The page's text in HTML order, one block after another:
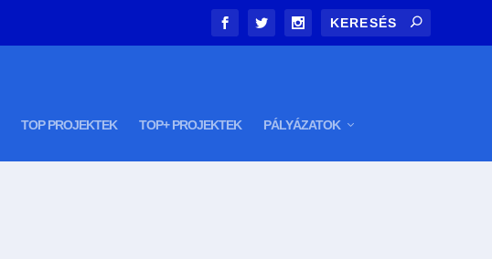
TOP PROJEKTEK TOP+ PROJEKTEK PÁLYÁZATOK